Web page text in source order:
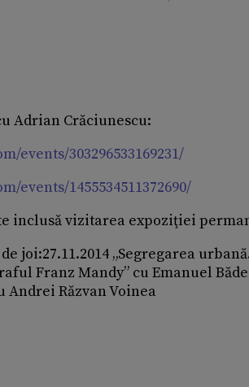
Adrian Crăciunescu:
events/303296533169231/
events/1455534511372690/
inclusă vizitarea expoziţiei
joi:27.11.2014 „Segregarea
Franz Mandy” cu Emanuel
Răzvan Voinea